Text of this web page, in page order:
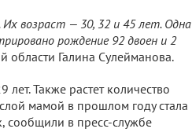
Их возраст — 30, 32 и 45 лет. Одна
рождение 92 двоен и 2
области Галина Сулейманова.
Также растет количество
мамой в прошлом году стала
сообщили в пресс-службе